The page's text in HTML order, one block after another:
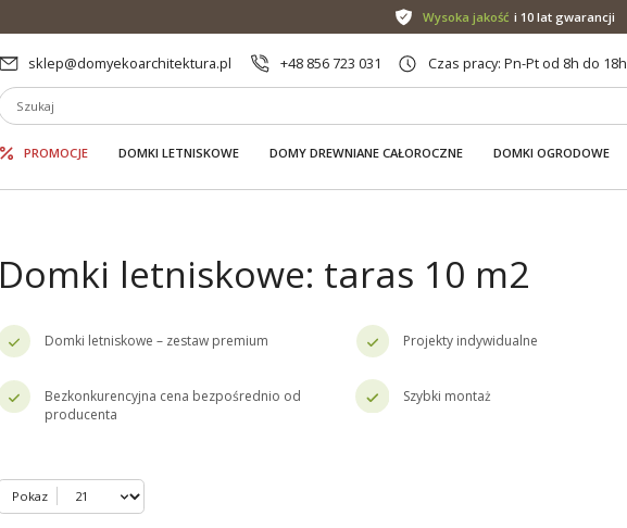
Wysoka jakość i 10 lat gwarancji
sklep@domyekoarchitektura.pl +48 856 723 031 Czas pracy: Pn-Pt od 8h do 18h
PROMOCJE DOMKI LETNISKOWE DOMY DREWNIANE CAŁOROCZNE DOMKI OGRODOWE
Domki letniskowe: taras 10 m2
Domki letniskowe – zestaw premium Projekty indywidualne
Bezkonkurencyjna cena bezpośrednio od
producenta
Szybki montaż
Pokaz